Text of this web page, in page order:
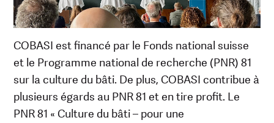
COBASI est financé par le Fonds national suisse
et le Programme national de recherche (PNR) 81
sur la culture du bâti. De plus, COBASI contribue à
plusieurs égards au PNR 81 et en tire profit. Le
PNR 81 « Culture du bâti – pour une